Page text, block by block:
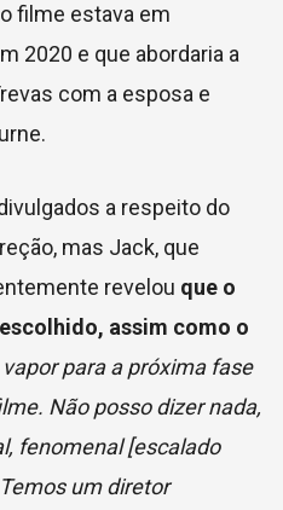
filme estava em
2020 e que abordaria a
com a esposa e
a respeito do
mas Jack, que
revelou que o
assim como o
vapor para a próxima fase
Não posso dizer nada,
fenomenal [escalado
um diretor